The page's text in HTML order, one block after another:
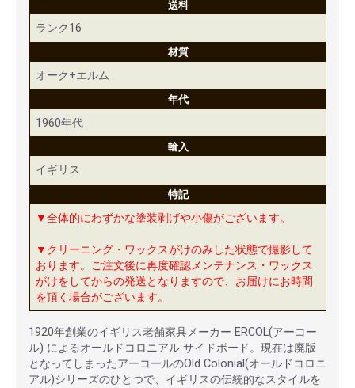
送料
ランク16
材質
オーク+エルム
年代
1960年代
輸入
イギリス
特記
▼全体的にわずかな塗装剥げや小傷がございます。
▼クリーニング・ワックスがけのみした状態で撮影して
おります。ご注文後に再度確認メンテナンス・ワックス
がけをしてからの発送となりますので、お届けにお時間
を頂く場合がございます。
1920年創業のイギリス老舗家具メーカー ERCOL(アーコー
ル) によるオールドコロニアル サイドボード。現在は廃版
となってしまったアーコールのOld Colonial(オールドコロニ
アル)シリーズのひとつで、イギリスの伝統的なスタイルを